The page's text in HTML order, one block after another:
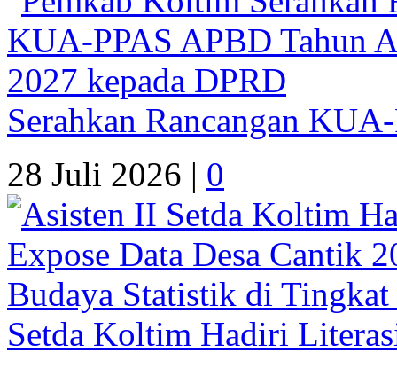
Serahkan Rancangan
28 Juli 2026 | 0
Setda Koltim Hadiri